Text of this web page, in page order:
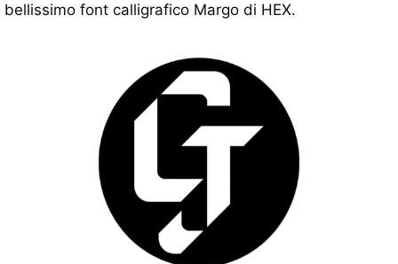
bellissimo font calligrafico Margo di HEX.